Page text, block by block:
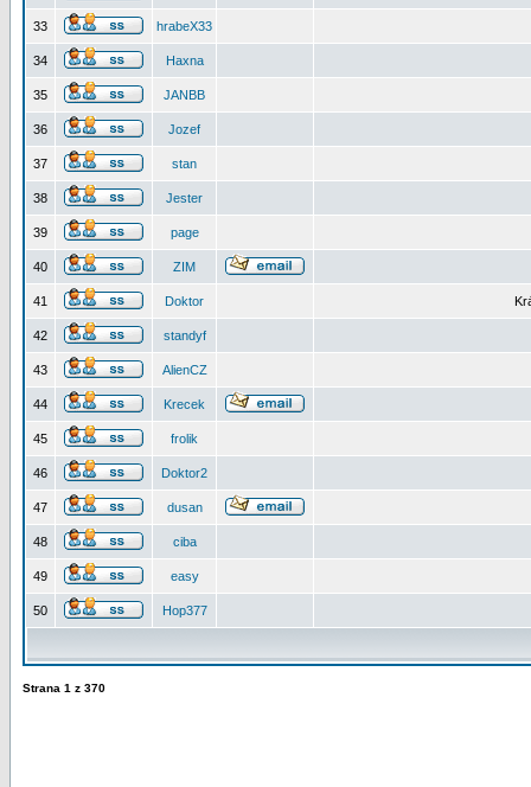
33 hrabeX33
34 Haxna
35 JANBB
36 Jozef
37 stan
38 Jester
39 page
40 ZIM
41 Doktor
42 standyf
43 AlienCZ
44 Krecek
45 frolik
46 Doktor2
47 dusan
48 ciba
49 easy
50 Hop377
Strana 1 z 370